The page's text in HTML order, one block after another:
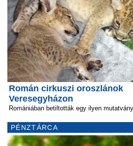
Román cirkuszi oroszlánok
Veresegyházon
Romániában betiltották egy ilyen
PÉNZTÁRCA